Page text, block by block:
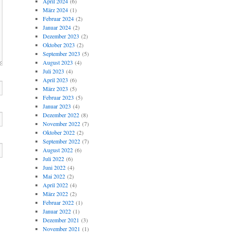
März 2024(1)
Februar 2024(2)
Januar 2024(2)
Dezember 2023 (2)
Oktober 2023 (2)
September 2023 (5)
August 2023 (4)
Juli 2023 (4)
April 2023 (6)
März 2023 (5)
Februar 2023 (5)
Januar 2023 (4)
Dezember 2022(8)
November 2022(7)
Oktober 2022(2)
September 2022(7)
August 2022(6)
Juli 2022(6)
Juni 2022(4)
Mai 2022(2)
April 2022(4)
März 2022(2)
Februar 2022(1)
Januar 2022(1)
Dezember 2021 (3)
November 2021 (1)